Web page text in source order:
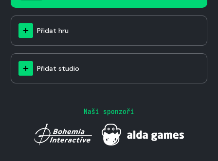
Přidat hru
Přidat studio
Naši sponzoři